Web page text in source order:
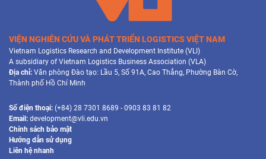
VIỆN NGHIÊN CỨU VÀ PHÁT TRIỂN LOGISTICS VIỆT NAM
Vietnam Logistics Research and Development Institute (VLI)
A subsidiary of Vietnam Logistics Business Association (VLA)
Địa chỉ: Văn phòng Đào tạo: Lầu 5, Số 91A, Cao Thắng, Phường Bàn Cờ,
Thành phố Hồ Chí Minh
Số điện thoại: (+84) 28 7301 8689 - 0903 83 81 82
Email: development@vli.edu.vn
Chính sách bảo mật
Hướng dẫn sử dụng
Liên hệ nhanh